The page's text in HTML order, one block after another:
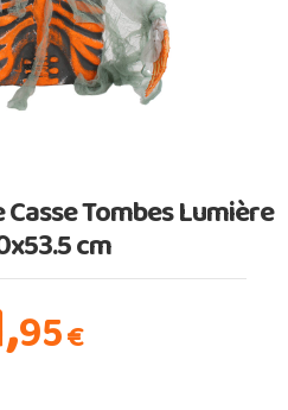
Tombes Lumière
cm
95€